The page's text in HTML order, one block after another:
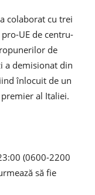
colaborat cu trei
UE de centru-
de
a demisionat din
înlocuit de un
al Italiei.
(0600-2200
să fie